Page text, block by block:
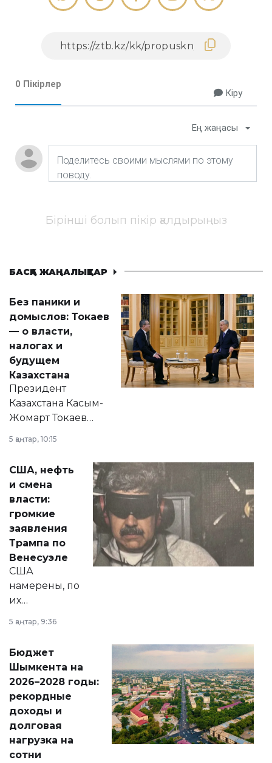
0 Пікірлер
Кіру
Ең жаңасы
Бірінші болып пікір қалдырыңыз
БАСҚА ЖАҢАЛЫҚТАР
Без паники и
домыслов: Токаев
— о власти,
налогах и
будущем
Казахстана
Президент
Казахстана Касым-
Жомарт Токаев
сразу несколько
актуальных тем —
от слухов о
политических
реформах до
вопросов армии,
экономики и
личного здоровья.
5 қаңтар, 10:15
США, нефть
и смена
власти:
громкие
заявления
Трампа по
Венесуэле
США
намерены, по
их
принести
народу
Венесуэлы.
5 қаңтар, 9:36
Бюджет
Шымкента на
2026–2028 годы:
рекордные
доходы и
долговая
нагрузка на
сотни